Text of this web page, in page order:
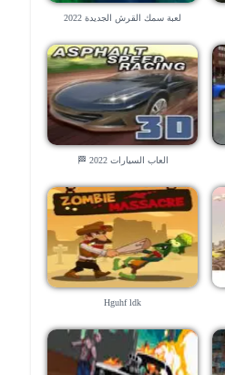
لعبة سمك القرش الجديدة 2022
العاب السيارات 2022 🏁
Hguhf ldk